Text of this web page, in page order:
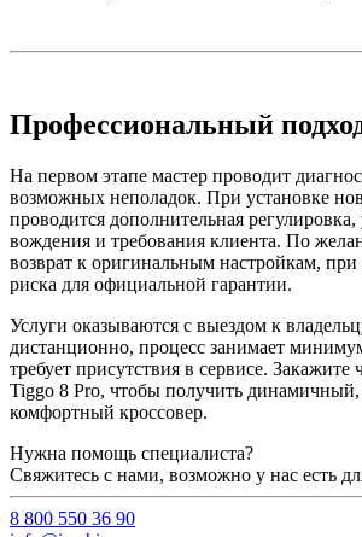
Профессиональный
На первом этапе мастер проводит
возможных неполадок. При установке
проводится дополнительная
вождения и требования клиента. По
возврат к оригинальным настройкам, при
риска для официальной гарантии.
Услуги оказываются с выездом к
дистанционно, процесс занимает
требует присутствия в сервисе.
Tiggo 8 Pro, чтобы получить
комфортный кроссовер.
Нужна помощь специалиста?
Свяжитесь с нами, возможно у нас есть
8 800 550 36 90